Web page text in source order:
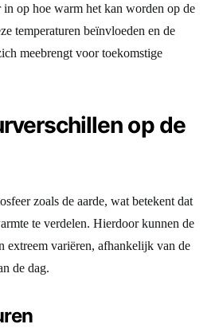
op hoe warm het kan worden op de
temperaturen beïnvloeden en de
meebrengt voor toekomstige
op de
zoals de aarde, wat betekent dat
te verdelen. Hierdoor kunnen de
extreem variëren, afhankelijk van de
de dag.